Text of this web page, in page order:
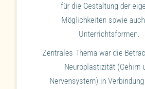
für die Gestaltung der
Möglichkeiten sowie
Unterrichtsformen.
Zentrales Thema war die
Neuroplastizität (Gehirn
Nervensystem) in